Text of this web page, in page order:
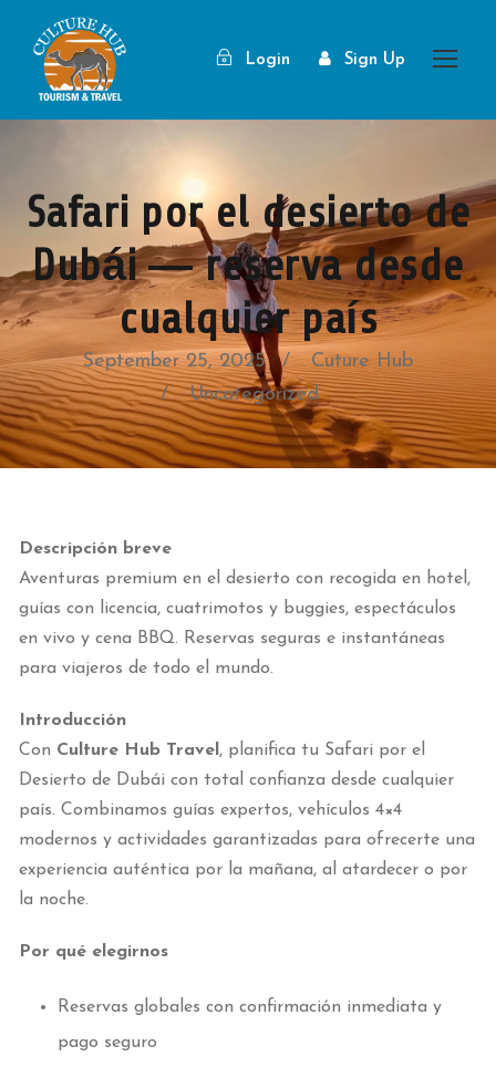
Login Sign Up
September 25, 2025
Cuture Hub
Uncategorized
Safari por el desierto de
Dubái — reserva desde
cualquier país
Descripción breve
Aventuras premium en el desierto con recogida en hotel,
guías con licencia, cuatrimotos y buggies, espectáculos
en vivo y cena BBQ. Reservas seguras e instantáneas
para viajeros de todo el mundo.
Introducción
Con Culture Hub Travel , planifica tu Safari por el
Desierto de Dubái con total confianza desde cualquier
país. Combinamos guías expertos, vehículos 4×4
modernos y actividades garantizadas para ofrecerte una
experiencia auténtica por la mañana, al atardecer o por
la noche.
Por qué elegirnos
Reservas globales con confirmación inmediata y
pago seguro